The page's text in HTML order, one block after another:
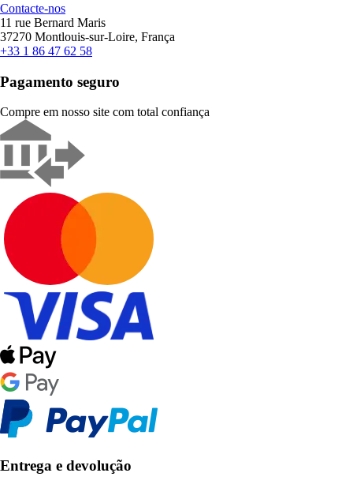
Contacte-nos
11 rue Bernard Maris
37270 Montlouis-sur-Loire, França
+33 1 86 47 62 58
Pagamento seguro
Compre em nosso site com total confiança
Entrega e devolução